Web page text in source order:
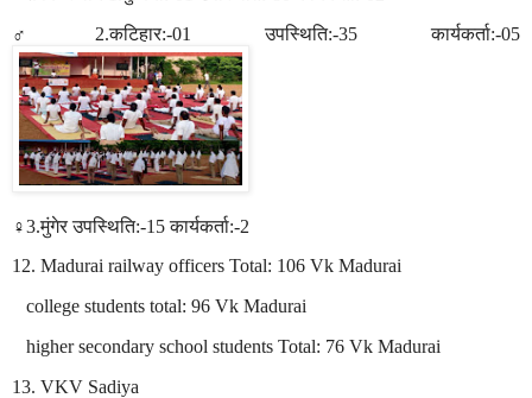
♂2.कटिहार:-01उपस्थिति:-35कार्यकर्ता:-05
♀3.मुंगेर उपस्थिति:-15कार्यकर्ता:-2
12. Madurai railway officers Total: 106 Vk Madurai
college students total: 96 Vk Madurai
higher secondary school students Total: 76 Vk Madurai
13. VKV Sadiya